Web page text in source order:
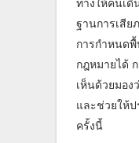
ฐานการเสีย
การกำหนด
กฎหมายได้
เห็นด้วยมอ
และช่วยให้
ครั้งนี้